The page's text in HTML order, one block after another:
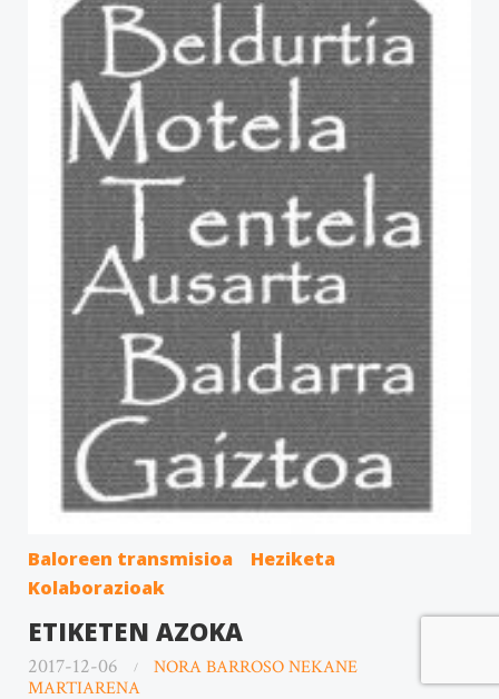
Baloreen transmisioa
Heziketa
Kolaborazioak
ETIKETEN AZOKA
2017-12-06
NORA BARROSO NEKANE
MARTIARENA